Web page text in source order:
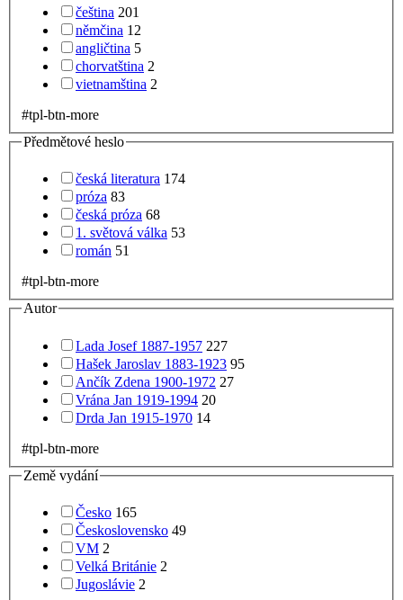
čeština 201
němčina 12
angličtina 5
chorvatština 2
vietnamština 2
#tpl-btn-more
Předmětové heslo
česká literatura 174
próza 83
česká próza 68
1. světová válka 53
román 51
#tpl-btn-more
Autor
Lada Josef 1887-1957 227
Hašek Jaroslav 1883-1923 95
Ančík Zdena 1900-1972 27
Vrána Jan 1919-1994 20
Drda Jan 1915-1970 14
#tpl-btn-more
Země vydání
Česko 165
Československo 49
VM 2
Velká Británie 2
Jugoslávie 2